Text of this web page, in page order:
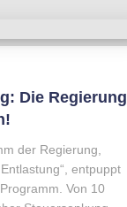
Die Regierung
der Regierung,
entpuppt
Von 10